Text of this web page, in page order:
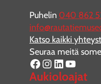
Puhelin 040 862
Katso kaikki
Seuraa meitä
Facebook Instagram LinkedIn YouTube
Aukioloajat